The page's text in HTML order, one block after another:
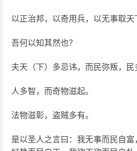
以正治邦，以奇用兵，以无事取天
吾何以知其然也？
夫天（下）多忌讳，而民弥叛，民
人多智，而奇物滋起。
法物滋彰，盗贼多有。
是以圣人之言曰：我无事而民自